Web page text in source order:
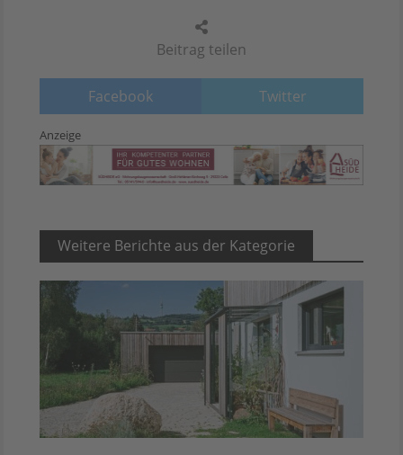
Beitrag teilen
Facebook Twitter
Anzeige
Weitere Berichte aus der Kategorie